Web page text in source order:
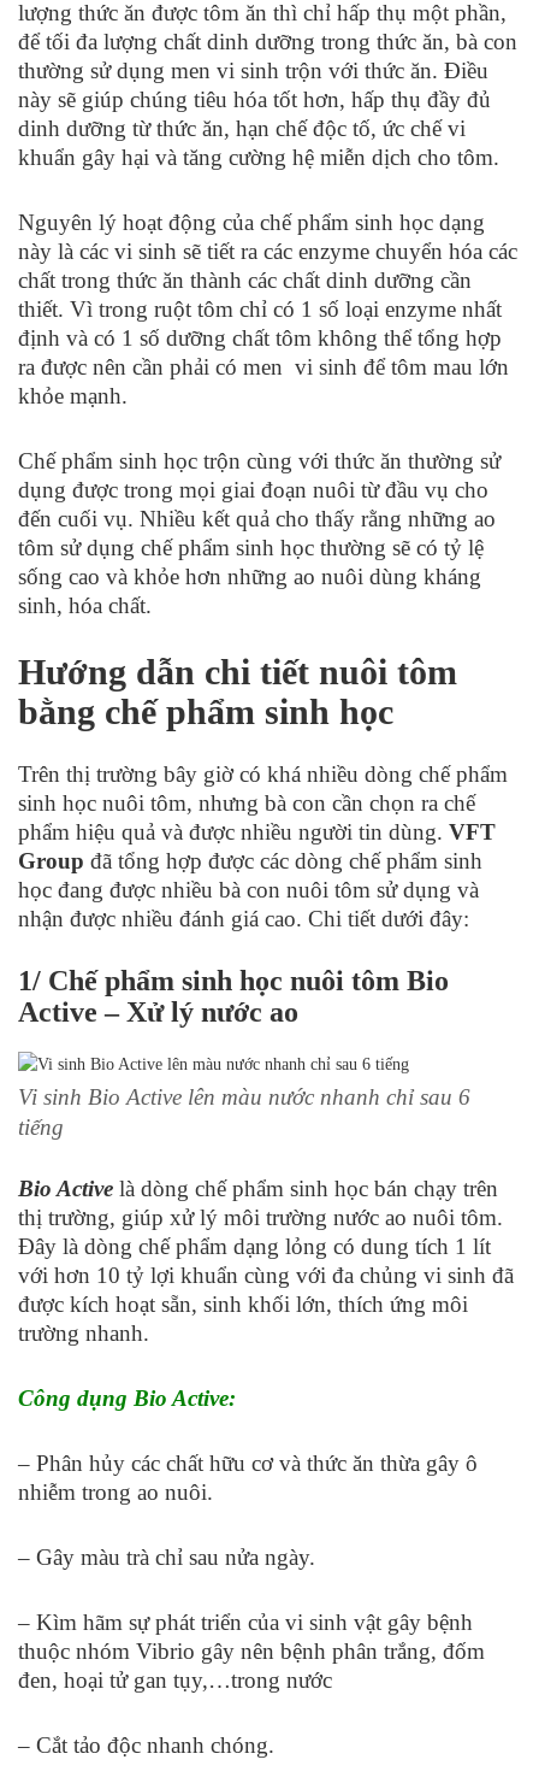
lượng thức ăn được tôm ăn thì chỉ hấp thụ một phần,
để tối đa lượng chất dinh dưỡng trong thức ăn, bà con
thường sử dụng men vi sinh trộn với thức ăn. Điều
này sẽ giúp chúng tiêu hóa tốt hơn, hấp thụ đầy đủ
dinh dưỡng từ thức ăn, hạn chế độc tố, ức chế vi
khuẩn gây hại và tăng cường hệ miễn dịch cho tôm.
Nguyên lý hoạt động của chế phẩm sinh học dạng
này là các vi sinh sẽ tiết ra các enzyme chuyển hóa các
chất trong thức ăn thành các chất dinh dưỡng cần
thiết. Vì trong ruột tôm chỉ có 1 số loại enzyme nhất
định và có 1 số dưỡng chất tôm không thể tổng hợp
ra được nên cần phải có men vi sinh để tôm mau lớn
khỏe mạnh.
Chế phẩm sinh học trộn cùng với thức ăn thường sử
dụng được trong mọi giai đoạn nuôi từ đầu vụ cho
đến cuối vụ. Nhiều kết quả cho thấy rằng những ao
tôm sử dụng chế phẩm sinh học thường sẽ có tỷ lệ
sống cao và khỏe hơn những ao nuôi dùng kháng
sinh, hóa chất.
Hướng dẫn chi tiết nuôi tôm
bằng chế phẩm sinh học
Trên thị trường bây giờ có khá nhiều dòng chế phẩm
sinh học nuôi tôm, nhưng bà con cần chọn ra chế
phẩm hiệu quả và được nhiều người tin dùng. VFT
Group đã tổng hợp được các dòng chế phẩm sinh
học đang được nhiều bà con nuôi tôm sử dụng và
nhận được nhiều đánh giá cao. Chi tiết dưới đây:
1/ Chế phẩm sinh học nuôi tôm Bio
Active – Xử lý nước ao
Vi sinh Bio Active lên màu nước nhanh chỉ sau 6
tiếng
Bio Active là dòng chế phẩm sinh học bán chạy trên
thị trường, giúp xử lý môi trường nước ao nuôi tôm.
Đây là dòng chế phẩm dạng lỏng có dung tích 1 lít
với hơn 10 tỷ lợi khuẩn cùng với đa chủng vi sinh đã
được kích hoạt sẵn, sinh khối lớn, thích ứng môi
trường nhanh.
Công dụng Bio Active:
– Phân hủy các chất hữu cơ và thức ăn thừa gây ô
nhiễm trong ao nuôi.
– Gây màu trà chỉ sau nửa ngày.
– Kìm hãm sự phát triển của vi sinh vật gây bệnh
thuộc nhóm Vibrio gây nên bệnh phân trắng, đốm
đen, hoại tử gan tụy,…trong nước
– Cắt tảo độc nhanh chóng.